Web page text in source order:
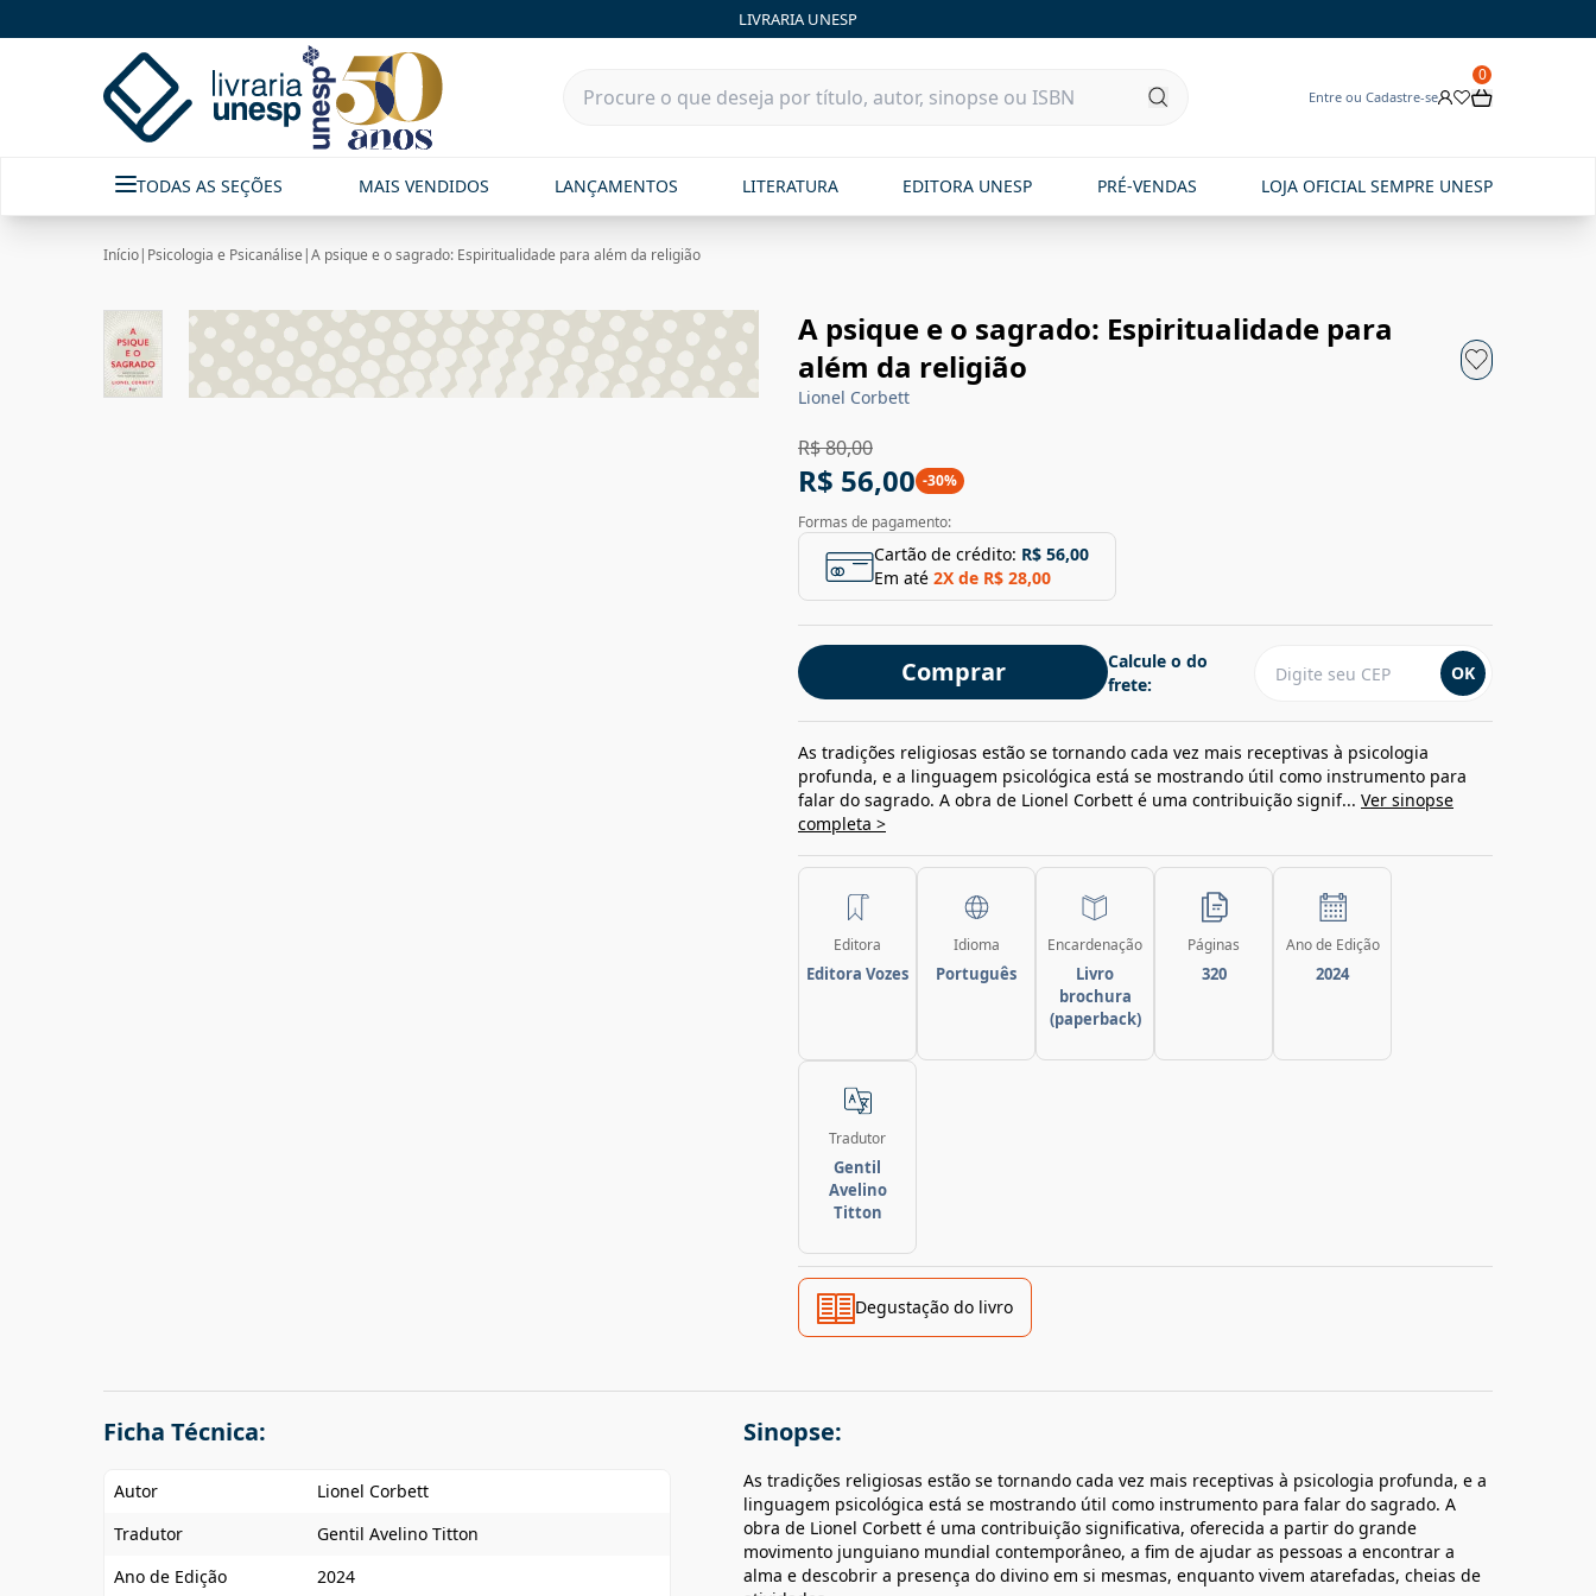
LIVRARIA UNESP
Entre ou Cadastre-se
0
TODAS AS SEÇÕES MAIS VENDIDOS LANÇAMENTOS LITERATURA EDITORA UNESP PRÉ-VENDAS LOJA OFICIAL SEMPRE UNESP
Início| Psicologia e Psicanálise |A psique e o sagrado: Espiritualidade para além da religião
A psique e o sagrado: Espiritualidade para
além da religião
Lionel Corbett
R$ 80,00
R$ 56,00 -30%
Formas de pagamento:
Cartão de crédito: R$ 56,00
Em até 2X de R$ 28,00
Comprar
Calcule o do
frete:
OK
As tradições religiosas estão se tornando cada vez mais receptivas à psicologia
profunda, e a linguagem psicológica está se mostrando útil como instrumento para
falar do sagrado. A obra de Lionel Corbett é uma contribuição signif... Ver sinopse
completa >
Editora
Editora Vozes
Idioma
Português
Encardenação
Livro
brochura
(paperback)
Páginas
320
Ano de Edição
2024
Tradutor
Gentil
Avelino
Titton
Degustação do livro
Ficha Técnica:
Autor
Lionel Corbett
Tradutor
Gentil Avelino Titton
Ano de Edição
2024
Sinopse:
As tradições religiosas estão se tornando cada vez mais receptivas à psicologia profunda, e a
linguagem psicológica está se mostrando útil como instrumento para falar do sagrado. A
obra de Lionel Corbett é uma contribuição significativa, oferecida a partir do grande
movimento junguiano mundial contemporâneo, a fim de ajudar as pessoas a encontrar a
alma e descobrir a presença do divino em si mesmas, enquanto vivem atarefadas, cheias de